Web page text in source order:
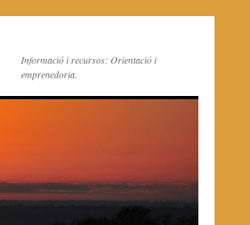
Informació i recursos: Orientació i
emprenedoria.